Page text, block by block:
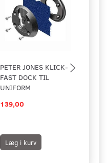
PETER JONES KLICK-
FAST DOCK TIL
UNIFORM
139,00
Læg i kurv